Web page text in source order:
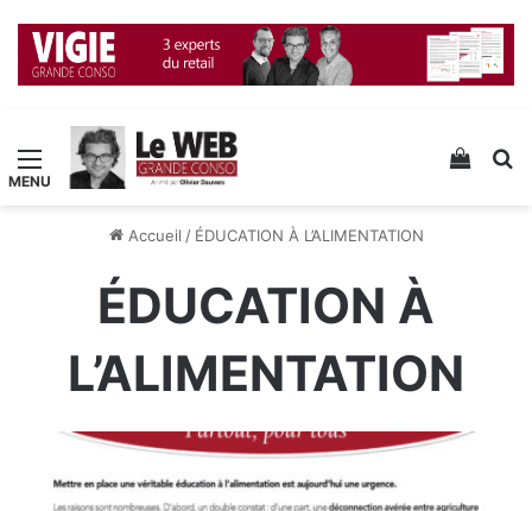
Menu Voir
Accueil / ÉDUCATION À L’ALIMENTATION
ÉDUCATION À
L’ALIMENTATION